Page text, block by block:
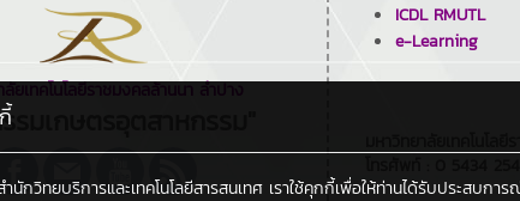
ยเทคโนโลยีราชมงคลล้านนา ลำปาง
รมเกษตรอุตสาหกรรม"
ICDL RMUTL
e-Learning
ำนักวิทยบริการและเทคโนโลยีสารสนเทศ เราใช้คุกกี้เพื่อให้ท่านได้รับประสบกา